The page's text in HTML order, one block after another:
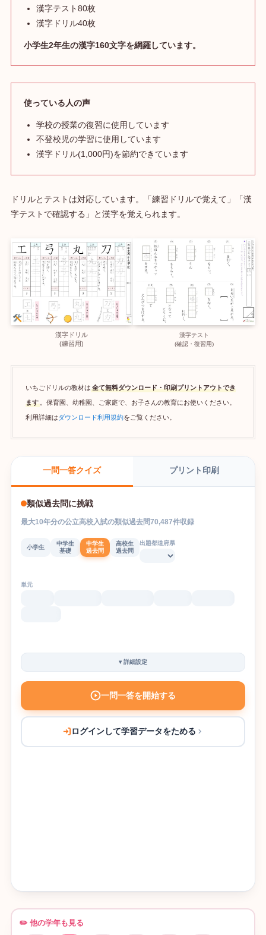
漢字テスト80枚
漢字ドリル40枚
小学生2年生の漢字160文字を網羅しています。
使っている人の声
学校の授業の復習に使用しています
不登校児の学習に使用しています
漢字ドリル(1,000円)を節約できています
ドリルとテストは対応しています。「練習ドリルで覚えて」「漢
字テストで確認する」と漢字を覚えられます。
漢字ドリル
(練習用)
漢字テスト
(確認・復習用)
いちごドリルの教材は 全て無料ダウンロード・印刷プリントアウトでき
ます。保育園、幼稚園、ご家庭で、お子さんの教育にお使いください。
利用詳細はダウンロード利用規約をご覧ください。
一問一答クイズ プリント印刷
類似過去問に挑戦
最大10年分の公立高校入試の類似過去問70,487件収録
小学生
中学生
基礎
中学生
過去問
高校生
過去問
出題都道府県
単元
▾詳細設定
一問一答を開始する
ログインして学習データをためる
✏️ 他の学年も見る